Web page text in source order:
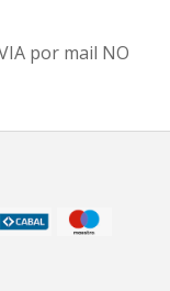
por mail NO